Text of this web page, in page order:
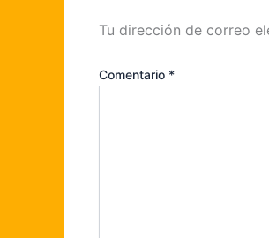
Tu dirección de correo
Comentario *